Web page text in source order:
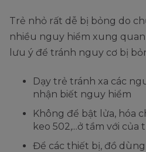
Trẻ nhỏ rất dễ bị bỏng do
nhiều nguy hiểm xung
lưu ý để tránh nguy cơ bị
Dạy trẻ tránh xa các
nhận biết nguy hiểm
Không để bật lửa, hóa
keo 502,...ở tầm với của
Để các thiết bị, đồ